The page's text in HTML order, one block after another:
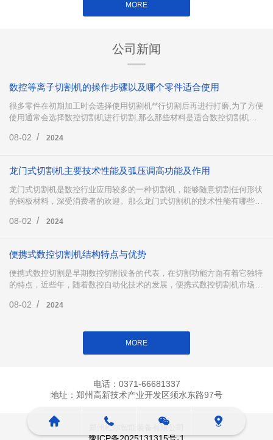
MORE
公司新闻
数控等离子切割机的操作步骤以及哪个零件适合使用
很多零件在初期加工时会选择使用切割机**行切割后再进行打磨,为了方便
使用通常会选择数控切割机进行切割,那么那些材料是适合数控切割机下
单地介绍一下。
08-02 / 2024
龙门式切割机主要技术性能及弧压调高功能及作用
龙门式切割机是数控行业应用较多的一种切割机，能够随意切割任何形状
的钢板材料，深受消费者的欢迎。那么龙门式切割机的技术性能有哪些
了解一下吧。
08-02 / 2024
便携式数控切割机结构特点与优势
便携式数控切割是早期数控切割设备的代表，在切割功能方面有着它独特
的特点，近些年，随着数控自动化技术的发展，便携式数控切割机市场份
位，下面小编为大家详细介绍便携式数控切割。
08-02 / 2024
MORE
电话：0371-66681337
地址：郑州高新技术产业开发区须水东路97号
郑州杜尔智能装备有限公司